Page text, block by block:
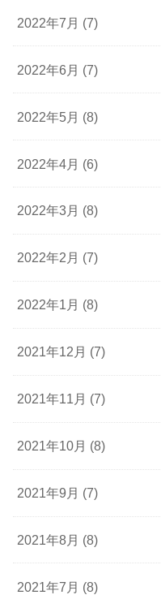
2022年7月 (7)
2022年6月 (7)
2022年5月 (8)
2022年4月 (6)
2022年3月 (8)
2022年2月 (7)
2022年1月 (8)
2021年12月 (7)
2021年11月 (7)
2021年10月 (8)
2021年9月 (7)
2021年8月 (8)
2021年7月 (8)